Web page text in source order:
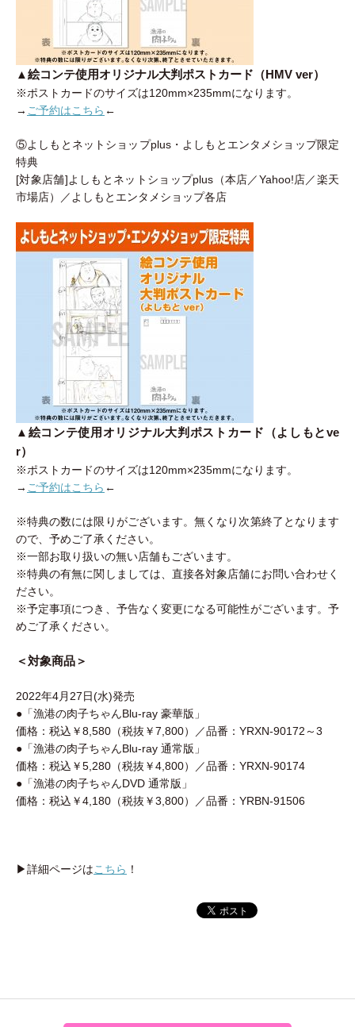
▲絵コンテ使用オリジナル大判ポストカード（HMV ver）
※ポストカードのサイズは120mm×235mmになります。
→ ご予約はこちら ←
⑤よしもとネットショップplus・よしもとエンタメショップ限定
特典
[対象店舗]よしもとネットショップplus（本店／Yahoo!店／楽天
市場店）／よしもとエンタメショップ各店
▲絵コンテ使用オリジナル大判ポストカード（よしもとve
r）
※ポストカードのサイズは120mm×235mmになります。
→ ご予約はこちら ←
※特典の数には限りがございます。無くなり次第終了となります
ので、予めご了承ください。
※一部お取り扱いの無い店舗もございます。
※特典の有無に関しましては、直接各対象店舗にお問い合わせく
ださい。
※予定事項につき、予告なく変更になる可能性がございます。予
めご了承ください。
＜対象商品＞
2022年4月27日(水)発売
●「漁港の肉子ちゃんBlu-ray 豪華版」
価格：税込￥8,580（税抜￥7,800）／品番：YRXN-90172～3
●「漁港の肉子ちゃんBlu-ray 通常版」
価格：税込￥5,280（税抜￥4,800）／品番：YRXN-90174
●「漁港の肉子ちゃんDVD 通常版」
価格：税込￥4,180（税抜￥3,800）／品番：YRBN-91506
▶詳細ページはこちら ！